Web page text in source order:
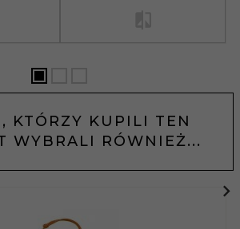
KTÓRZY KUPILI TEN
WYBRALI RÓWNIEŻ...